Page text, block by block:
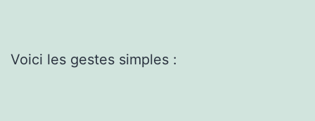
Voici les gestes simples :